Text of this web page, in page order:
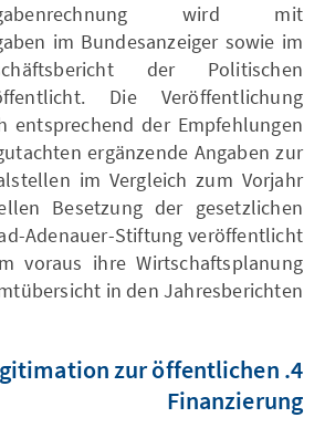
wird mit
im Bundesanzeiger sowie im
der Politischen
Die Veröffentlichung
entsprechend der Empfehlungen
ergänzende Angaben zur
im Vergleich zum Vorjahr
Besetzung der gesetzlichen
Adenauer-Stiftung veröffentlicht
voraus ihre Wirtschaftsplanung
in den Jahresberichten.
zur öffentlichen
Finanzierung